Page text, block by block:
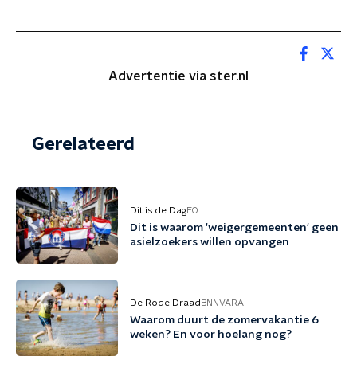
Advertentie via ster.nl
Gerelateerd
Dit is de DagEO
Dit is waarom 'weigergemeenten' geen
asielzoekers willen opvangen
De Rode Draad BNNVARA
Waarom duurt de zomervakantie 6
weken? En voor hoelang nog?